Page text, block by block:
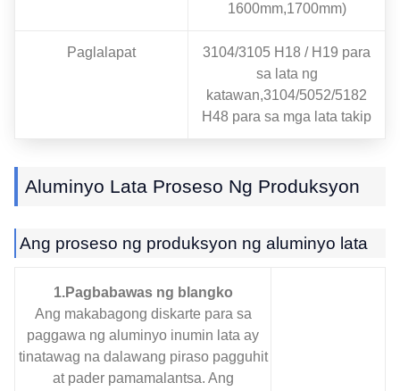
1600mm,1700mm)
Paglalapat
3104/3105 H18 / H19 para
sa lata ng
katawan,3104/5052/5182
H48 para sa mga lata takip
Aluminyo Lata Proseso Ng Produksyon
Ang proseso ng produksyon ng aluminyo lata
1.Pagbabawas ng blangko
Ang makabagong diskarte para sa
paggawa ng aluminyo inumin lata ay
tinatawag na dalawang piraso pagguhit
at pader pamamalantsa. Ang